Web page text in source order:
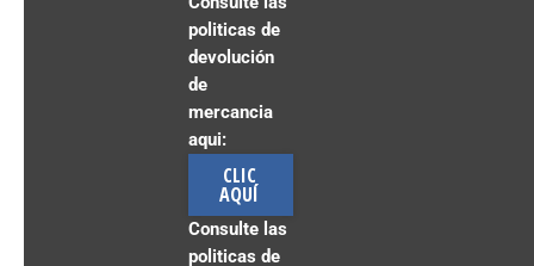
politicas de
devolución
de
mercancia
aqui:
CLIC
AQUÍ
Consulte las
politicas de